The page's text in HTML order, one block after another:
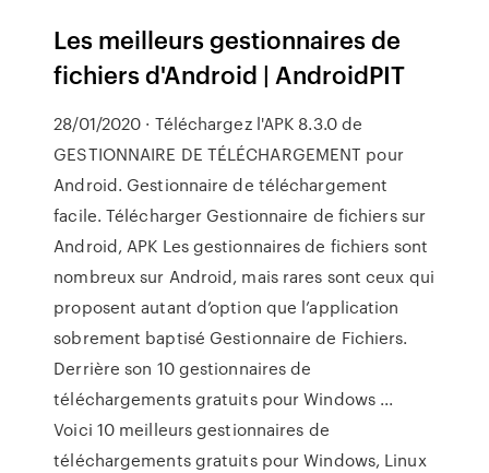
Les meilleurs gestionnaires de
fichiers d'Android | AndroidPIT
28/01/2020 · Téléchargez l'APK 8.3.0 de
GESTIONNAIRE DE TÉLÉCHARGEMENT pour
Android. Gestionnaire de téléchargement
facile. Télécharger Gestionnaire de fichiers sur
Android, APK Les gestionnaires de fichiers sont
nombreux sur Android, mais rares sont ceux qui
proposent autant d’option que l’application
sobrement baptisé Gestionnaire de Fichiers.
Derrière son 10 gestionnaires de
téléchargements gratuits pour Windows ...
Voici 10 meilleurs gestionnaires de
téléchargements gratuits pour Windows, Linux